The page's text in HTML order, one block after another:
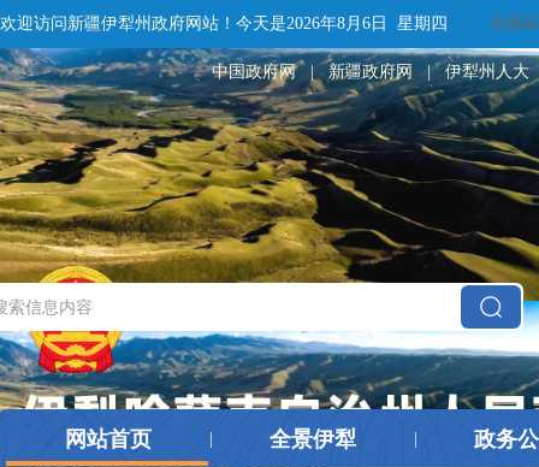
欢迎访问新疆伊犁州政府网站！ 今天是2026年8月6日 星期四 无障碍
中国政府网 | 新疆政府网 | 伊犁州人大
网站首页 全景伊犁 政务